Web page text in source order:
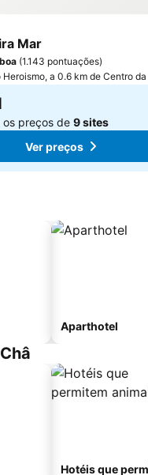
Mar
(1.143 pontuações)
Heroismo, a 0.6 km de Centro
os preços de 9 sites
Ver preços
Aparthotel
Hotéis que